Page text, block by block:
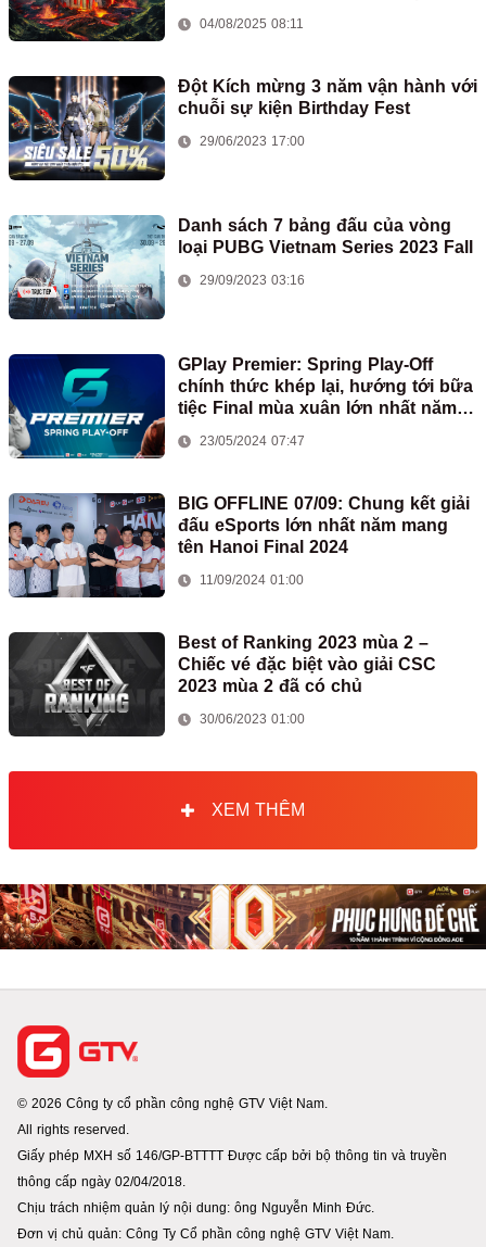
2025
04/08/2025 08:11
Đột Kích mừng 3 năm vận hành với
chuỗi sự kiện Birthday Fest
29/06/2023 17:00
Danh sách 7 bảng đấu của vòng
loại PUBG Vietnam Series 2023 Fall
29/09/2023 03:16
GPlay Premier: Spring Play-Off
chính thức khép lại, hướng tới bữa
tiệc Final mùa xuân lớn nhất năm
2024
23/05/2024 07:47
BIG OFFLINE 07/09: Chung kết giải
đấu eSports lớn nhất năm mang
tên Hanoi Final 2024
11/09/2024 01:00
Best of Ranking 2023 mùa 2 –
Chiếc vé đặc biệt vào giải CSC
2023 mùa 2 đã có chủ
30/06/2023 01:00
XEM THÊM
© 2026 Công ty cổ phần công nghệ GTV Việt Nam.
All rights reserved.
Giấy phép MXH số 146/GP-BTTTT Được cấp bởi bộ thông tin và truyền
thông cấp ngày 02/04/2018.
Chịu trách nhiệm quản lý nội dung: ông Nguyễn Minh Đức.
Đơn vị chủ quản: Công Ty Cổ phần công nghệ GTV Việt Nam.